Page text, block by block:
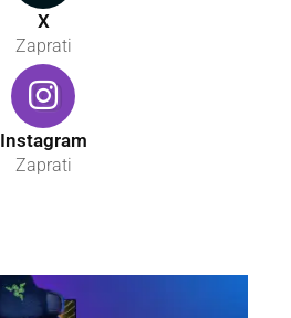
X
Zaprati
Instagram
Zaprati